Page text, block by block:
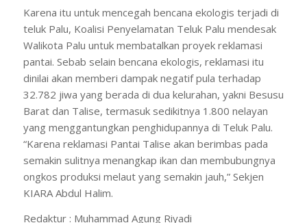
Karena itu untuk mencegah bencana ekologis terjadi di
teluk Palu, Koalisi Penyelamatan Teluk Palu mendesak
Walikota Palu untuk membatalkan proyek reklamasi
pantai. Sebab selain bencana ekologis, reklamasi itu
dinilai akan memberi dampak negatif pula terhadap
32.782 jiwa yang berada di dua kelurahan, yakni Besusu
Barat dan Talise, termasuk sedikitnya 1.800 nelayan
yang menggantungkan penghidupannya di Teluk Palu.
“Karena reklamasi Pantai Talise akan berimbas pada
semakin sulitnya menangkap ikan dan membubungnya
ongkos produksi melaut yang semakin jauh,” Sekjen
KIARA Abdul Halim.
Redaktur : Muhammad Agung Riyadi